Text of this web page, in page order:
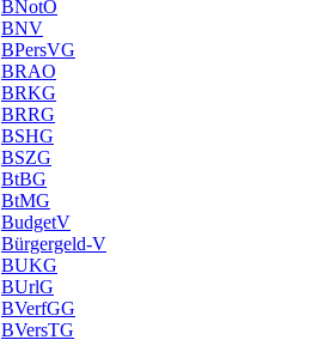
BNotO
BNV
BPersVG
BRAO
BRKG
BRRG
BSHG
BSZG
BtBG
BtMG
BudgetV
Bürgergeld-V
BUKG
BUrlG
BVerfGG
BVersTG